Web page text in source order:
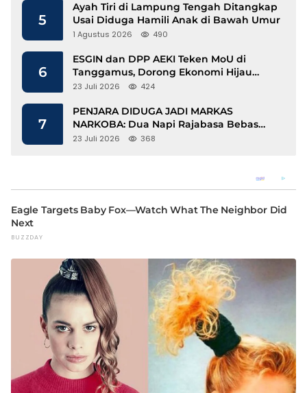
5
Ayah Tiri di Lampung Tengah Ditangkap
Usai Diduga Hamili Anak di Bawah Umur
1 Agustus 2026 490
6
ESGIN dan DPP AEKI Teken MoU di
Tanggamus, Dorong Ekonomi Hijau
Berbasis Kopi dan Perdagangan Karbon
23 Juli 2026 424
7
PENJARA DIDUGA JADI MARKAS
NARKOBA: Dua Napi Rajabasa Bebas
Gunakan HP, Muncul Dugaan
23 Juli 2026 368